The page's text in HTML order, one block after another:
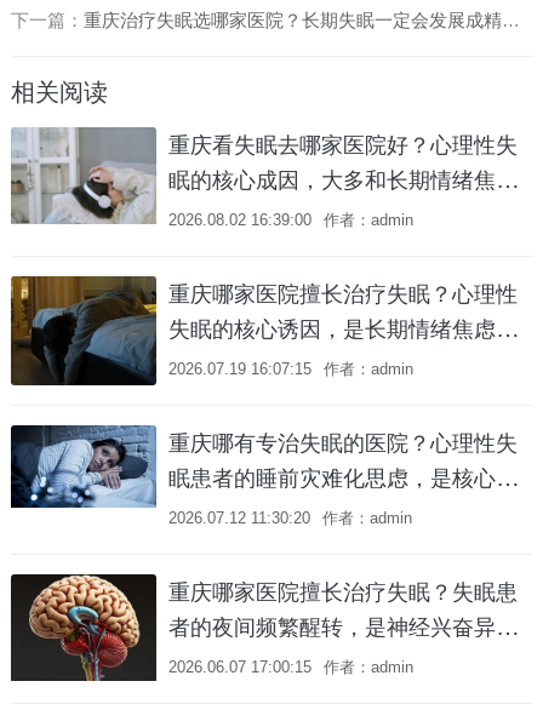
下一篇：重庆治疗失眠选哪家医院？长期失眠一定会发展成精神心理疾病吗？
相关阅读
重庆看失眠去哪家医院好？心理性失
眠的核心成因，大多和长期情绪焦虑
相关吗？
2026.08.02 16:39:00 作者：admin
重庆哪家医院擅长治疗失眠？心理性
失眠的核心诱因，是长期情绪焦虑与
负面心理暗示吗？
2026.07.19 16:07:15 作者：admin
重庆哪有专治失眠的医院？心理性失
眠患者的睡前灾难化思虑，是核心病
理症状吗？
2026.07.12 11:30:20 作者：admin
重庆哪家医院擅长治疗失眠？失眠患
者的夜间频繁醒转，是神经兴奋异常
导致的吗？
2026.06.07 17:00:15 作者：admin